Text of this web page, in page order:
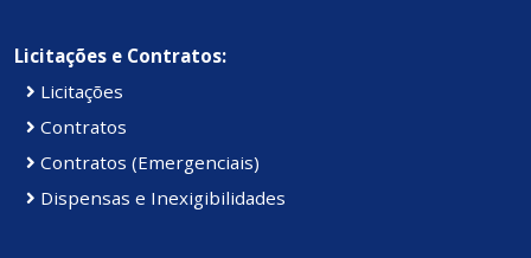
Licitações e Contratos:
Licitações
Contratos
Contratos (Emergenciais)
Dispensas e Inexigibilidades